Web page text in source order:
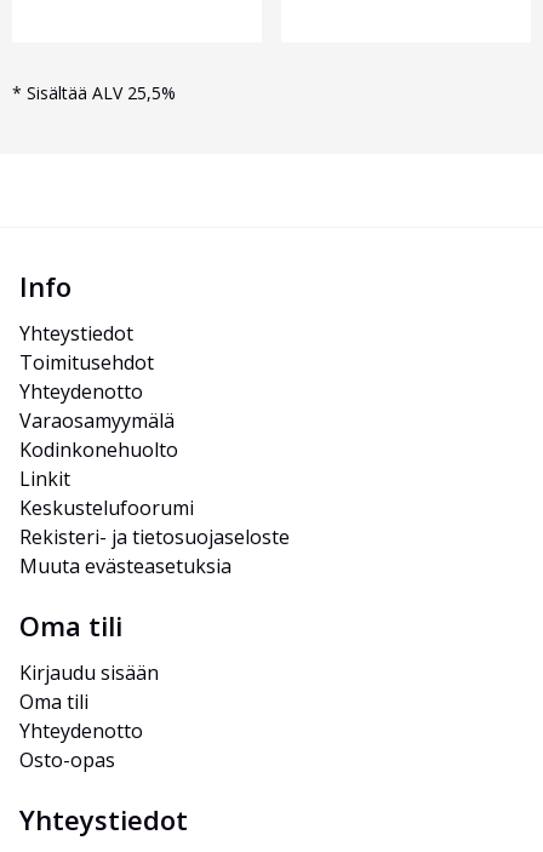
* Sisältää ALV 25,5%
Info
Yhteystiedot
Toimitusehdot
Yhteydenotto
Varaosamyymälä
Kodinkonehuolto
Linkit
Keskustelufoorumi
Rekisteri- ja tietosuojaseloste
Muuta evästeasetuksia
Oma tili
Kirjaudu sisään
Oma tili
Yhteydenotto
Osto-opas
Yhteystiedot